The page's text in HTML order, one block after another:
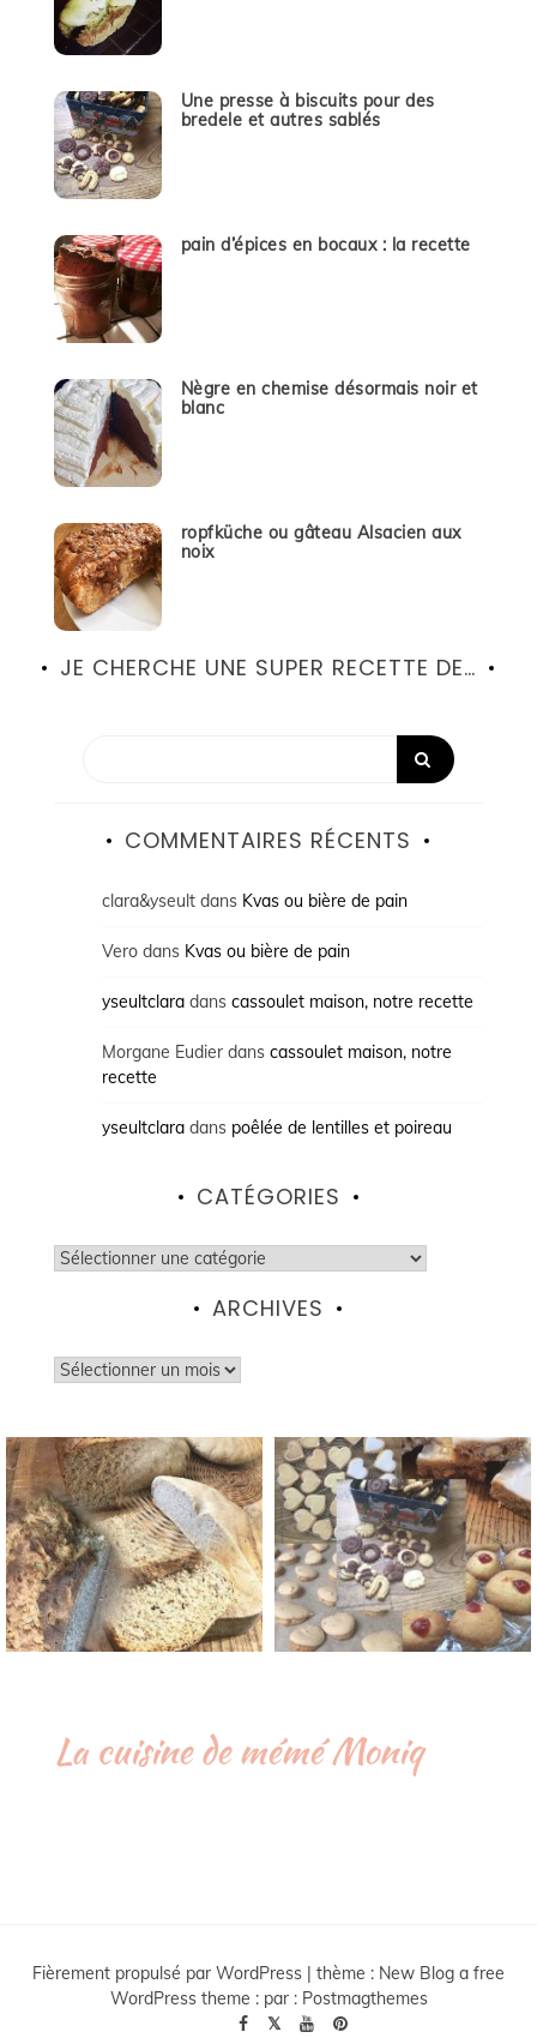
Une presse à biscuits pour des
bredele et autres sablés
pain d’épices en bocaux : la recette
Nègre en chemise désormais noir et
blanc
ropfküche ou gâteau Alsacien aux
noix
JE CHERCHE UNE SUPER RECETTE DE…
COMMENTAIRES RÉCENTS
clara&yseultdans Kvas ou bière de pain
Verodans Kvas ou bière de pain
yseultclaradans cassoulet maison, notre recette
Morgane Eudierdans cassoulet maison, notre
recette
yseultclaradans poêlée de lentilles et poireau
CATÉGORIES
Catégories
ARCHIVES
Archives
La cuisine de mémé Moniq
Fièrement propulsé par WordPress | thème : New Blog a free
WordPress theme : par : Postmagthemes